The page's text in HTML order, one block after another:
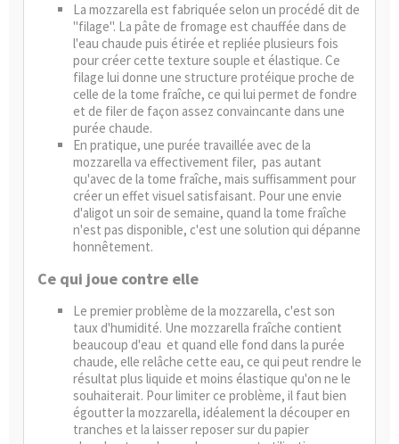
La mozzarella est fabriquée selon un procédé dit de
"filage". La pâte de fromage est chauffée dans de
l'eau chaude puis étirée et repliée plusieurs fois
pour créer cette texture souple et élastique. Ce
filage lui donne une structure protéique proche de
celle de la tome fraîche, ce qui lui permet de fondre
et de filer de façon assez convaincante dans une
purée chaude.
En pratique, une purée travaillée avec de la
mozzarella va effectivement filer, pas autant
qu'avec de la tome fraîche, mais suffisamment pour
créer un effet visuel satisfaisant. Pour une envie
d'aligot un soir de semaine, quand la tome fraîche
n'est pas disponible, c'est une solution qui dépanne
honnêtement.
Ce qui joue contre elle
Le premier problème de la mozzarella, c'est son
taux d'humidité. Une mozzarella fraîche contient
beaucoup d'eau et quand elle fond dans la purée
chaude, elle relâche cette eau, ce qui peut rendre le
résultat plus liquide et moins élastique qu'on ne le
souhaiterait. Pour limiter ce problème, il faut bien
égoutter la mozzarella, idéalement la découper en
tranches et la laisser reposer sur du papier